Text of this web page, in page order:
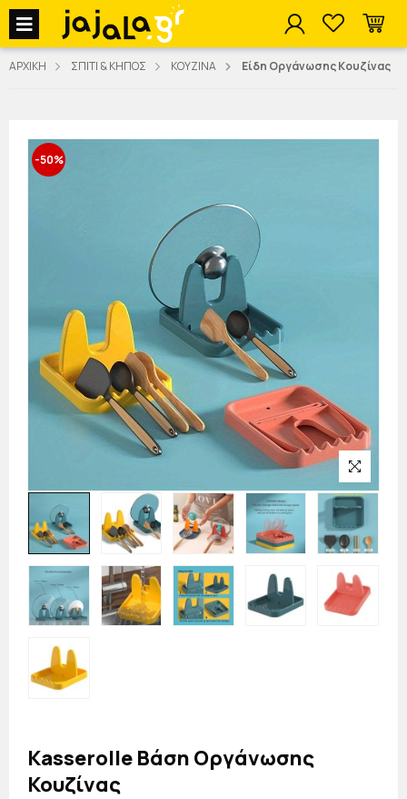
jajala Menu
ΑΡΧΙΚΗ ΣΠΙΤΙ & ΚΗΠΟΣ ΚΟΥΖΙΝΑ Είδη Οργάνωσης Κουζίνας
-50%
Kasserolle Βάση Οργάνωσης
Κουζίνας